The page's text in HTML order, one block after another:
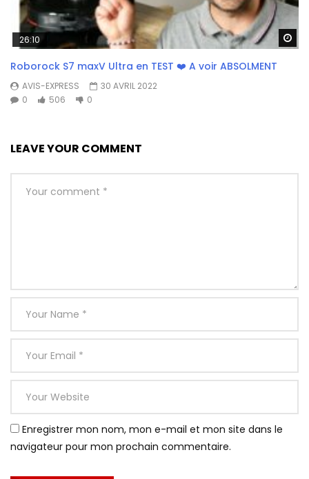
26:10
Roborock S7 maxV Ultra en TEST ❤️ A voir ABSOLMENT
AVIS-EXPRESS
30 AVRIL 2022
0
506 0
LEAVE YOUR COMMENT
Enregistrer mon nom, mon e-mail et mon site dans le
navigateur pour mon prochain commentaire.